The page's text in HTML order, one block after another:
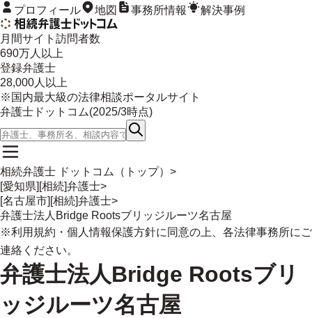
プロフィール 地図 事務所情報 解決事例
月間サイト訪問者数
690万人以上
登録弁護士
28,000人以上
※国内最大級の法律相談ポータルサイト
弁護士ドットコム(2025/3時点)
相続弁護士 ドットコム（トップ） >
[愛知県][相続]弁護士>
[名古屋市][相続]弁護士>
弁護士法人Bridge Rootsブリッジルーツ名古屋
※利用規約 ・ 個人情報保護方針に同意の上、各法律事務所にご
連絡ください。
弁護士法人Bridge Rootsブリ
ッジルーツ名古屋